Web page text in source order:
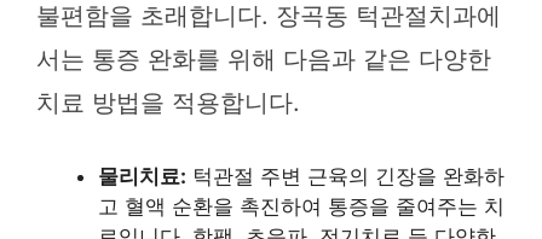
불편함을 초래합니다. 장곡동 턱관절치과에
서는 통증 완화를 위해 다음과 같은 다양한
치료 방법을 적용합니다.
물리치료: 턱관절 주변 근육의 긴장을 완화하
고 혈액 순환을 촉진하여 통증을 줄여주는 치